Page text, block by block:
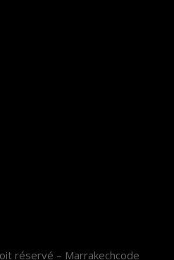
réservé – Marrakechcode